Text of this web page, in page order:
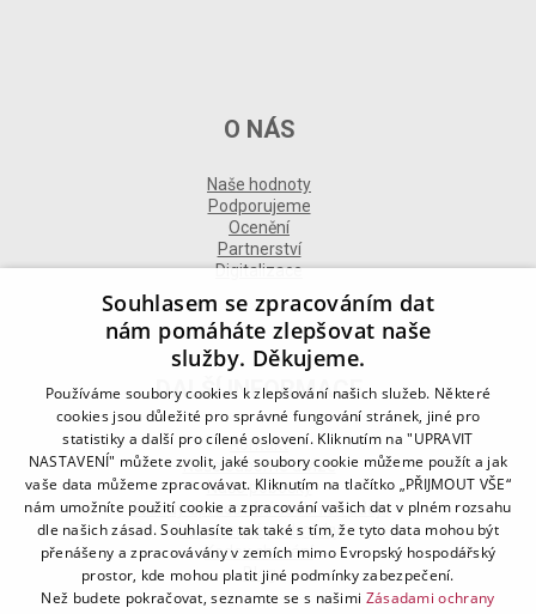
O NÁS
Naše hodnoty
Podporujeme
Ocenění
Partnerství
Digitalizace
DALŠÍ INFORMACE
Kontakt
Naše odborné divize
Naše pobočky
Zásady zpracování osobních údajů
Všeobecné podmínky
Kodex chování
Blog
Souhlasem se zpracováním dat
nám pomáháte zlepšovat naše
služby. Děkujeme.
Používáme soubory cookies k zlepšování našich služeb. Některé
cookies jsou důležité pro správné fungování stránek, jiné pro
statistiky a další pro cílené oslovení. Kliknutím na "UPRAVIT
NASTAVENÍ" můžete zvolit, jaké soubory cookie můžeme použít a jak
vaše data můžeme zpracovávat. Kliknutím na tlačítko „PŘIJMOUT VŠE“
nám umožníte použití cookie a zpracování vašich dat v plném rozsahu
dle našich zásad. Souhlasíte tak také s tím, že tyto data mohou být
přenášeny a zpracovávány v zemích mimo Evropský hospodářský
prostor, kde mohou platit jiné podmínky zabezpečení.
Než budete pokračovat, seznamte se s našimi Zásadami ochrany